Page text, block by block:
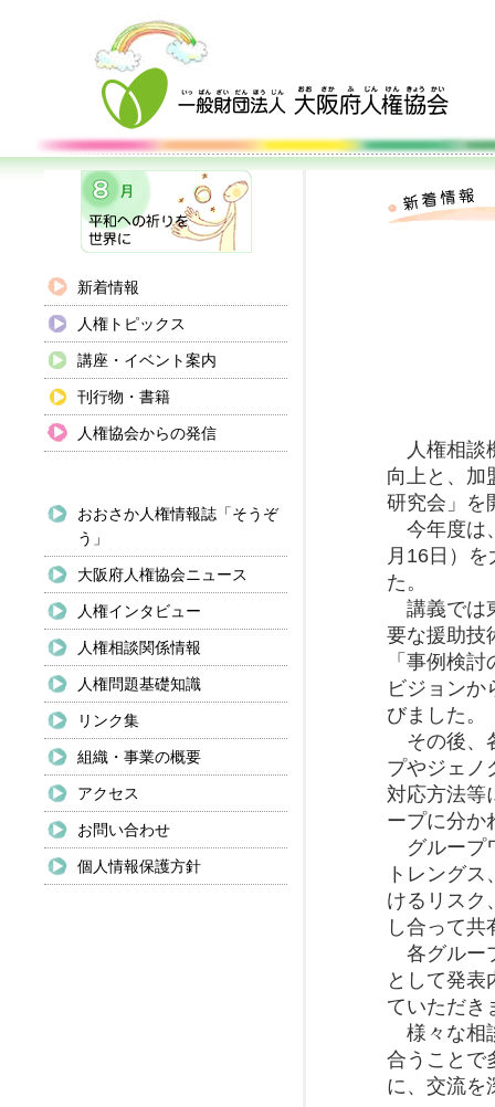
新着情報
人権トピックス
講座・イベント案内
刊行物・書籍
人権協会からの発信
おおさか人権情報誌「そうぞ
う」
大阪府人権協会ニュース
人権インタビュー
人権相談関係情報
人権問題基礎知識
リンク集
組織・事業の概要
アクセス
お問い合わせ
個人情報保護方針
人権相談
向上と、加
研究会」を
今年度は
月16日）
た。
講義では
要な援助技
「事例検
ビジョンか
びました。
その後、
プやジェノ
対応方法等
ープに分か
グループ
トレング
けるリスク
し合って
各グルー
として発表
ていただき
様々な相
合うことで
に、交流を